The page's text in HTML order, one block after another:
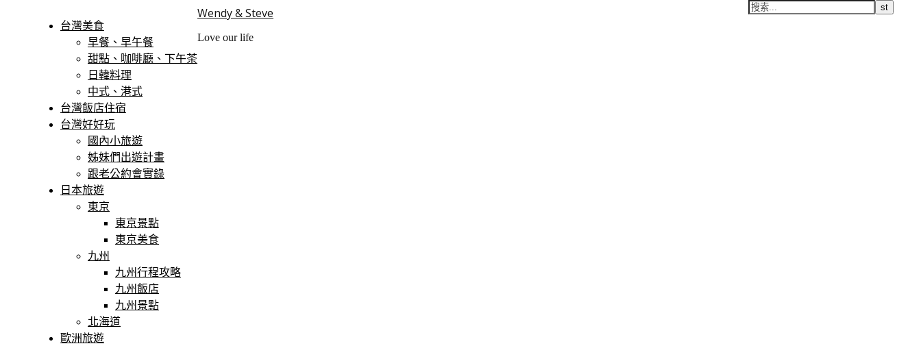
台灣美食
早餐、早午餐
甜點、咖啡廳、下午茶
日韓料理
中式、港式
台灣飯店住宿
台灣好好玩
國內小旅遊
姊妹們出遊計畫
跟老公約會實錄
日本旅遊
東京
東京景點
東京美食
九州
九州行程攻略
九州飯店
九州景點
北海道
歐洲旅遊
Wendy & Steve
Love our life